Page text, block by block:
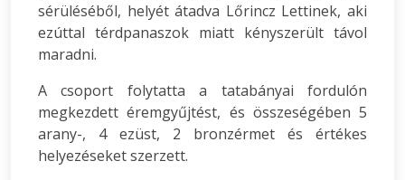
sérüléséből, helyét átadva Lőrincz Lettinek, aki
ezúttal térdpanaszok miatt kényszerült távol
maradni.
A csoport folytatta a tatabányai fordulón
megkezdett éremgyűjtést, és összeségében 5
arany-, 4 ezüst, 2 bronzérmet és értékes
helyezéseket szerzett.